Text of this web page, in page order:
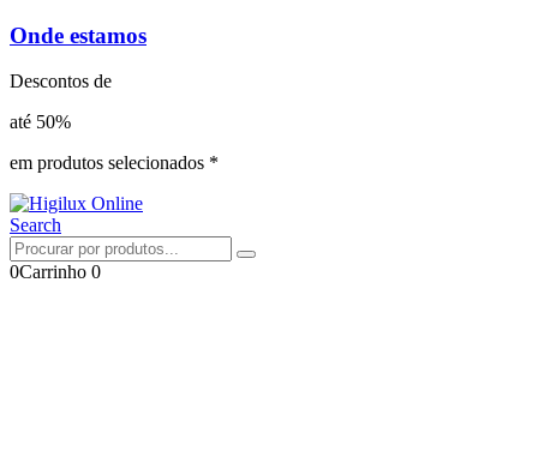
Onde estamos
Descontos de
até 50%
em produtos selecionados *
Search
0Carrinho 0